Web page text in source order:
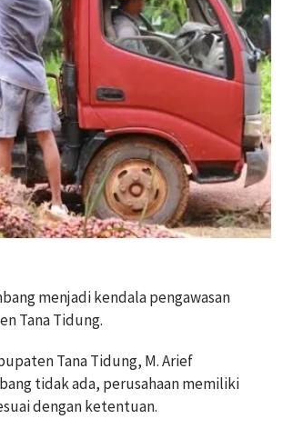
menjadi kendala pengawasan
Tana Tidung.
Tana Tidung, M. Arief
tidak ada, perusahaan memiliki
dengan ketentuan.